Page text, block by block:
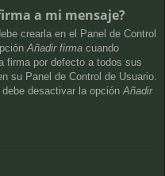
a mi mensaje?
crearla en el Panel de Control
Añadir firma cuando
firma por defecto a todos sus
su Panel de Control de Usuario.
debe desactivar la opciónAñadir